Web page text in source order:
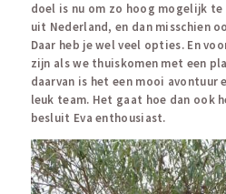
doel is nu om zo hoog mogelijk
uit Nederland, en dan misschien
Daar heb je wel veel opties. En
zijn als we thuiskomen met een
daarvan is het een mooi avontuur
leuk team. Het gaat hoe dan ook
besluit Eva enthousiast.